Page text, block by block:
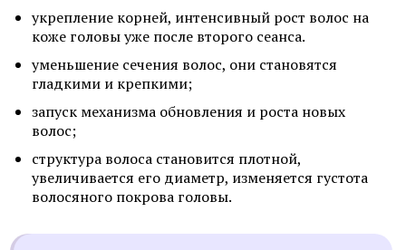
укрепление корней, интенсивный рост волос на
коже головы уже после второго сеанса.
уменьшение сечения волос, они становятся
гладкими и крепкими;
запуск механизма обновления и роста новых
волос;
структура волоса становится плотной,
увеличивается его диаметр, изменяется густота
волосяного покрова головы.